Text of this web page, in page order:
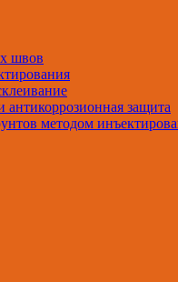
швов
защита
методом